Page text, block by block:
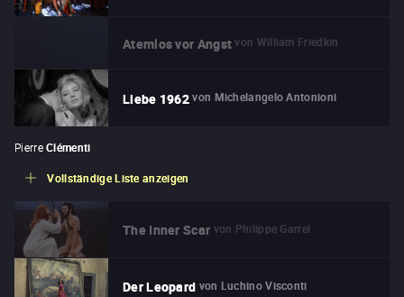
Atemlos vor Angst von William Friedkin
Liebe 1962 von Michelangelo Antonioni
Pierre Clémenti
Vollständige Liste anzeigen
The Inner Scar von Philippe Garrel
Der Leopard von Luchino Visconti